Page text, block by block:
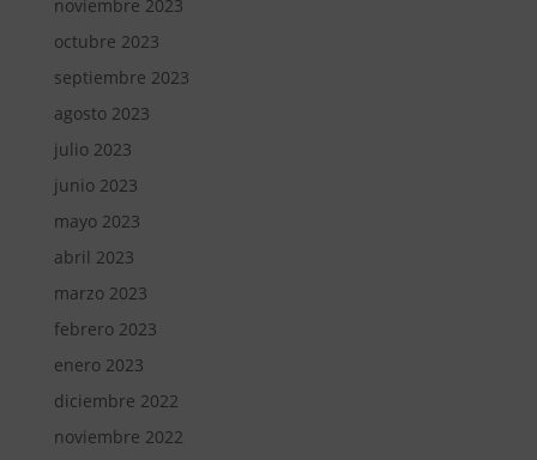
noviembre 2023
octubre 2023
septiembre 2023
agosto 2023
julio 2023
junio 2023
mayo 2023
abril 2023
marzo 2023
febrero 2023
enero 2023
diciembre 2022
noviembre 2022